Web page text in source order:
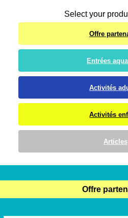
Select your
Offre
Entrées
Activités
Activités
Articles
Offre